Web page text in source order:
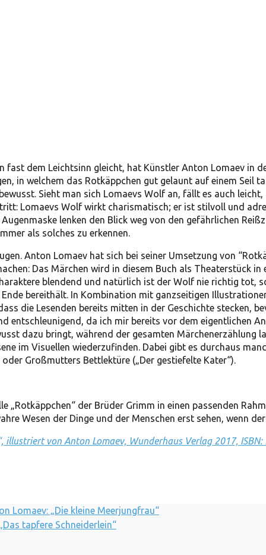
fast dem Leichtsinn gleicht, hat Künstler Anton Lomaev in
in welchem das Rotkäppchen gut gelaunt auf einem Seil
Sieht man sich Lomaevs Wolf an, fällt es auch
Lomaevs Wolf wirkt charismatisch; er ist stilvoll und
lenken den Blick weg von den gefährlichen
als solches zu erkennen.
Anton Lomaev hat sich bei seiner Umsetzung von
Das Märchen wird in diesem Buch als Theaterstück
blendend und natürlich ist der Wolf nie richtig tot,
bereithält. In Kombination mit ganzseitigen
die Lesenden bereits mitten in der Geschichte stecken,
entschleunigend, da ich mir bereits vor dem eigentlichen
dazu bringt, während der gesamten Märchenerzählung
im Visuellen wiederzufinden. Dabei gibt es durchaus
Großmutters Bettlektüre („Der gestiefelte Kater“).
der Brüder Grimm in einen passenden
Wesen der Dinge und der Menschen erst sehen, wenn
illustriert von Anton Lomaev, Wunderhaus Verlag 2017,
Lomaev: „Die kleine Meerjungfrau“
tapfere Schneiderlein“